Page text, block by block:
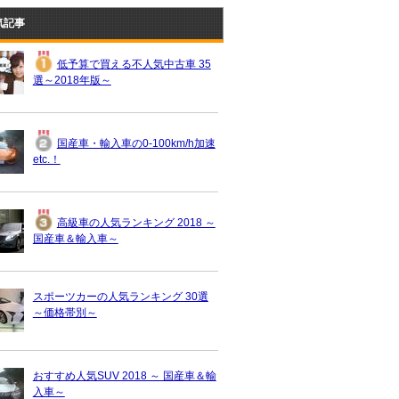
記事
低予算で買える不人気中古車 35
選～2018年版～
国産車・輸入車の0-100km/h加速
etc.！
高級車の人気ランキング 2018 ～
国産車＆輸入車～
スポーツカーの人気ランキング 30選
～価格帯別～
おすすめ人気SUV 2018 ～ 国産車＆輸
入車～